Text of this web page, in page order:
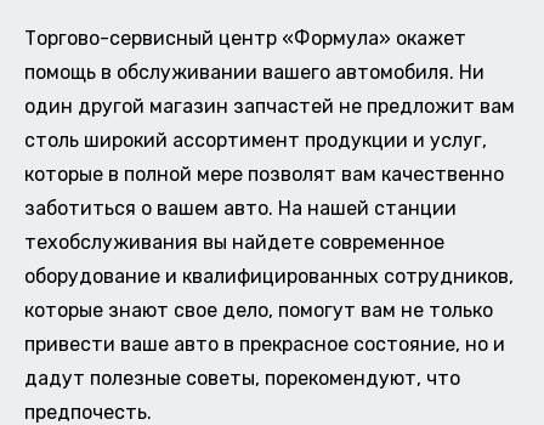
Торгово-сервисный центр «Формула» окажет
помощь в обслуживании вашего автомобиля. Ни
один другой магазин запчастей не предложит вам
столь широкий ассортимент продукции и услуг,
которые в полной мере позволят вам качественно
заботиться о вашем авто. На нашей станции
техобслуживания вы найдете современное
оборудование и квалифицированных сотрудников,
которые знают свое дело, помогут вам не только
привести ваше авто в прекрасное состояние, но и
дадут полезные советы, порекомендуют, что
предпочесть.